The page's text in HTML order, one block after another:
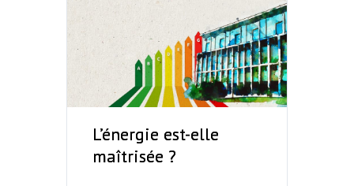
L’énergie est-elle
maîtrisée ?